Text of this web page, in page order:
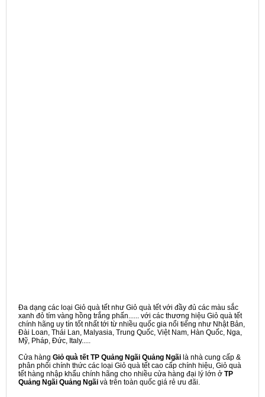
Đa dạng các loại Giỏ quà tết như Giỏ quà tết với đầy đủ các màu sắc
xanh đỏ tím vàng hồng trắng phấn...... với các thương hiệu Giỏ quà tết
chính hãng uy tín tốt nhất tới từ nhiều quốc gia nổi tiếng như Nhật Bản,
Đài Loan, Thái Lan, Malyasia, Trung Quốc, Việt Nam, Hàn Quốc, Nga,
Mỹ, Pháp, Đức, Italy.....
Cửa hàng Giỏ quà tết TP Quảng Ngãi Quảng Ngãi là nhà cung cấp &
phân phối chính thức các loại Giỏ quà tết cao cấp chính hiệu, Giỏ quà
tết hàng nhập khẩu chính hãng cho nhiều cửa hàng đại lý lớn ở TP
Quảng Ngãi Quảng Ngãi và trên toàn quốc giá rẻ ưu đãi.